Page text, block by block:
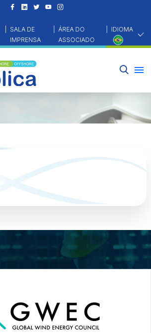
SALA DE
IMPRENSA
ÁREA DO
ASSOCIADO
IDIOMA